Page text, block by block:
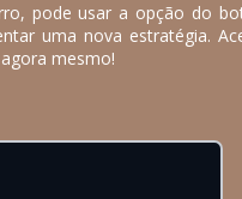
pode usar a opção do
uma nova estratégia.
mesmo!